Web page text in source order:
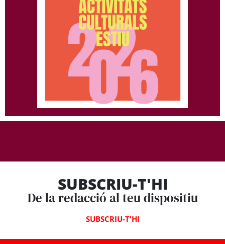
SUBSCRIU-T'HI
De la redacció al teu dispositiu
SUBSCRIU-T'HI